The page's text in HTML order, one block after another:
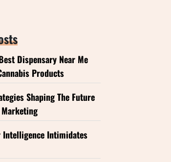
Dispensary Near Me
Products
Shaping The Future
Intelligence Intimidates